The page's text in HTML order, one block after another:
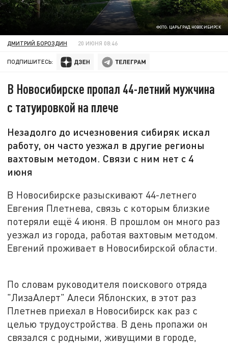
ФОТО: ЦАРЬГРАД НОВОСИБИРСК
ДМИТРИЙ БОРОЗДИН 20 ИЮНЯ 08:46
ПОДПИШИТЕСЬ:
В Новосибирске пропал 44-летний мужчина
с татуировкой на плече
Незадолго до исчезновения сибиряк искал
работу, он часто уезжал в другие регионы
вахтовым методом. Связи с ним нет с 4
июня
В Новосибирске разыскивают 44-летнего
Евгения Плетнева, связь с которым близкие
потеряли ещё 4 июня. В прошлом он много раз
уезжал из города, работая вахтовым методом.
Евгений проживает в Новосибирской области.
По словам руководителя поискового отряда
"ЛизаАлерт" Алеси Яблонских, в этот раз
Плетнев приехал в Новосибирск как раз с
целью трудоустройства. В день пропажи он
связался с родными, живущими в городе,